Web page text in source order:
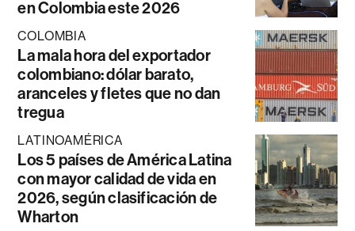
en Colombia este 2026
COLOMBIA
La mala hora del exportador
colombiano: dólar barato,
aranceles y fletes que no dan
tregua
LATINOAMÉRICA
Los 5 países de América Latina
con mayor calidad de vida en
2026, según clasificación de
Wharton